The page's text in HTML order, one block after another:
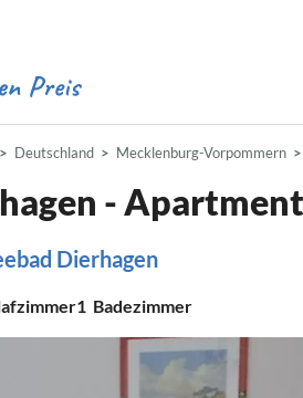
Deutschland Mecklenburg-Vorpommern
- Apartment
Dierhagen
1 Badezimmer